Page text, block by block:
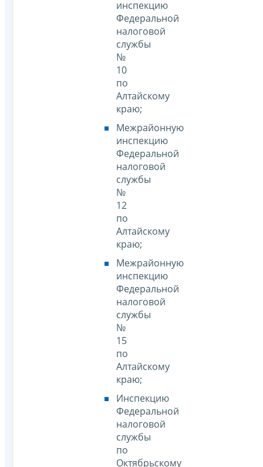
инспекцию
Федеральной
налоговой
службы
№
10
по
Алтайскому
краю;
Межрайонную
инспекцию
Федеральной
налоговой
службы
№
12
по
Алтайскому
краю;
Межрайонную
инспекцию
Федеральной
налоговой
службы
№
15
по
Алтайскому
краю;
Инспекцию
Федеральной
налоговой
службы
по
Октябрьскому